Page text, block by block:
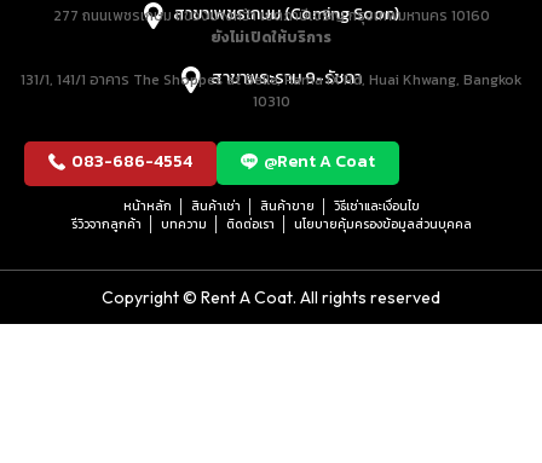
สาขาเพชรเกษม (Coming Soon)
277 ถนนเพชรเกษม แขวงบางหว้า เขตภาษีเจริญ กรุงเทพมหานคร 10160
ยังไม่เปิดให้บริการ
สาขาพระราม 9-รัชดา
131/1, 141/1 อาคาร The Shoppes at Belle, Rama IX Rd, Huai Khwang, Bangkok
10310
083-686-4554 @Rent A Coat
หน้าหลัก สินค้าเช่า สินค้าขาย
วิธีเช่าและเงื่อนไข
รีวิวจากลูกค้า
บทความ ติดต่อเรา นโยบายคุ้มครองข้อมูลส่วนบุคคล
Copyright © Rent A Coat. All rights reserved